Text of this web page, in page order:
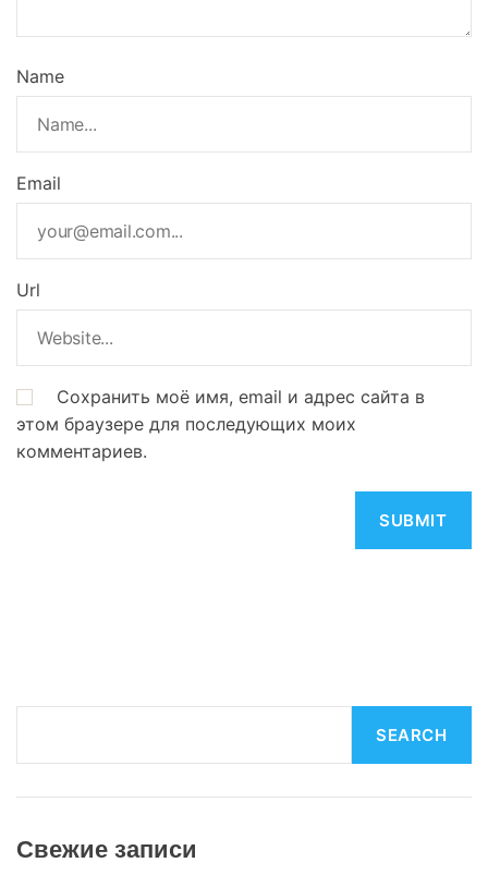
Name
Email
Url
Сохранить моё имя, email и адрес сайта в
этом браузере для последующих моих
комментариев.
r
h
SEARCH
Свежие записи